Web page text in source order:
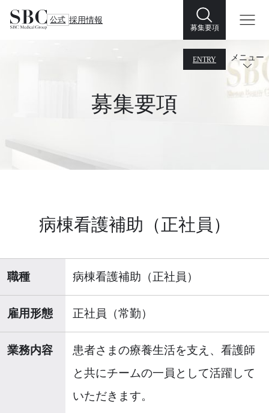
公式 採用情報
募集要項
ENTRY メニュー
募集要項
病棟看護補助（正社員）
職種 病棟看護補助（正社員）
雇用形態 正社員（常勤）
業務内容
患者さまの療養生活を支え、看護師
と共にチームの一員として活躍して
いただきます。